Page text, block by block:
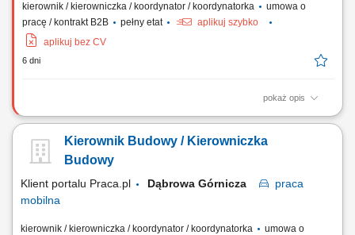
kierownik / kierowniczka / koordynator / koordynatorka
umowa o
pracę / kontrakt B2B
pełny etat
aplikuj szybko
aplikuj bez CV
6 dni
pokaż opis
Miejsce pracy: woj. dolnośląskie, lubuskie Firma poszukuje na
uprawnieniami budowlanymi drogowymi, doświadczeniem w pracy.
Przed zaproszeniem na rozmowę rekrutacyjną kandydaci zostaną
Kierownik Budowy / Kierowniczka
Budowy
Klient portalu Praca.pl Dąbrowa Górnicza
praca
mobilna
kierownik / kierowniczka / koordynator / koordynatorka
umowa o